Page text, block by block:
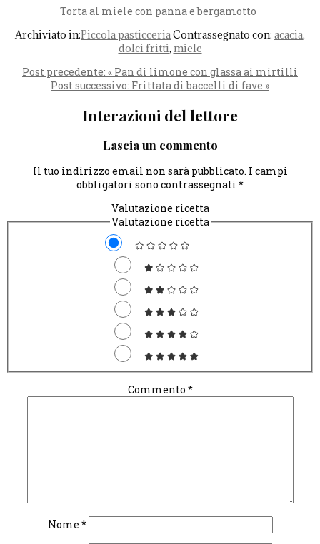
Torta al miele con panna e bergamotto
Archiviato in:Piccola pasticceriaContrassegnato con: acacia,
dolci fritti, miele
Post precedente: « Pan di limone con glassa ai mirtilli
Post successivo: Frittata di baccelli di fave »
Interazioni del lettore
Lascia un commento
Il tuo indirizzo email non sarà pubblicato. I campi
obbligatori sono contrassegnati *
Valutazione ricetta
Valutazione ricetta
Commento *
Nome *